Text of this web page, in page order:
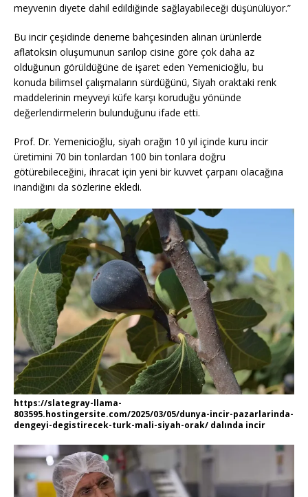
meyvenin diyete dahil edildiğinde sağlayabileceği düşünülüyor.”
Bu incir çeşidinde deneme bahçesinden alınan ürünlerde
aflatoksin oluşumunun sarılop cisine göre çok daha az
olduğunun görüldüğüne de işaret eden Yemenicioğlu, bu
konuda bilimsel çalışmaların sürdüğünü, Siyah oraktaki renk
maddelerinin meyveyi küfe karşı koruduğu yönünde
değerlendirmelerin bulunduğunu ifade etti.
Prof. Dr. Yemenicioğlu, siyah orağın 10 yıl içinde kuru incir
üretimini 70 bin tonlardan 100 bin tonlara doğru
götürebileceğini, ihracat için yeni bir kuvvet çarpanı olacağına
inandığını da sözlerine ekledi.
https://slategray-llama-
803595.hostingersite.com/2025/03/05/dunya-incir-pazarlarinda-
dengeyi-degistirecek-turk-mali-siyah-orak/ dalında incir